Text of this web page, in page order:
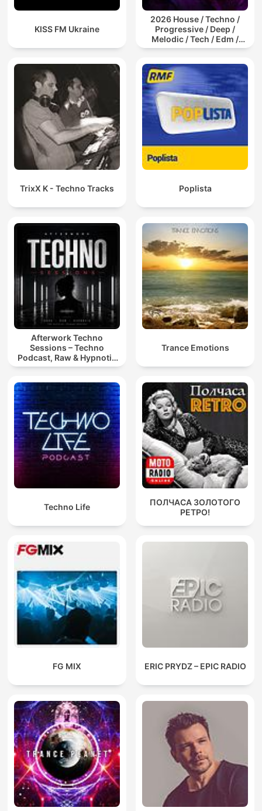
KISS FM Ukraine
2026 House / Techno /
Progressive / Deep /
Melodic / Tech / Edm /
Afro / ibiza DJ Mix / Set /
Dance Musi
TrixX K - Techno Tracks Poplista
Afterwork Techno
Sessions – Techno
Podcast, Raw & Hypnotic
Techno Mixes
Trance Emotions
Techno Life
ПОЛЧАСА ЗОЛОТОГО
РЕТРО!
FG MIX ERIC PRYDZ – EPIC RADIO